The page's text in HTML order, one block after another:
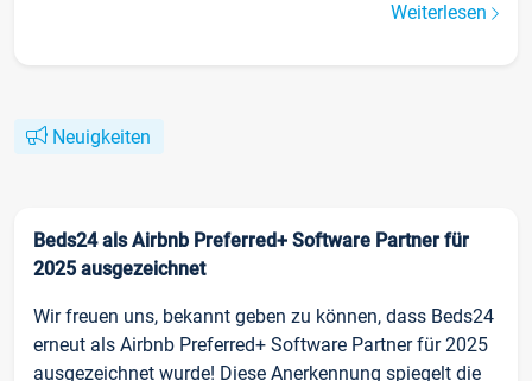
Weiterlesen
Neuigkeiten
Beds24 als Airbnb Preferred+ Software Partner für
2025 ausgezeichnet
Wir freuen uns, bekannt geben zu können, dass Beds24
erneut als Airbnb Preferred+ Software Partner für 2025
ausgezeichnet wurde! Diese Anerkennung spiegelt die